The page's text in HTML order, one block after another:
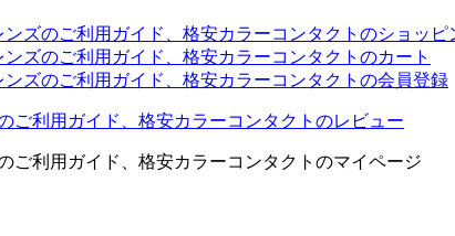
ズのご利用ガイド、格安カラーコンタクトのショッピ
ズのご利用ガイド、格安カラーコンタクトのカート
ズのご利用ガイド、格安カラーコンタクトの会員登録
ご利用ガイド、格安カラーコンタクトのレビュー
ご利用ガイド、格安カラーコンタクトのマイページ